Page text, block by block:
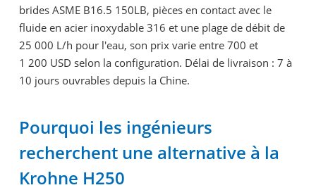
brides ASME B16.5 150LB, pièces en contact avec le
fluide en acier inoxydable 316 et une plage de débit de
25 000 L/h pour l'eau, son prix varie entre 700 et
1 200 USD selon la configuration. Délai de livraison : 7 à
10 jours ouvrables depuis la Chine.
Pourquoi les ingénieurs
recherchent une alternative à la
Krohne H250